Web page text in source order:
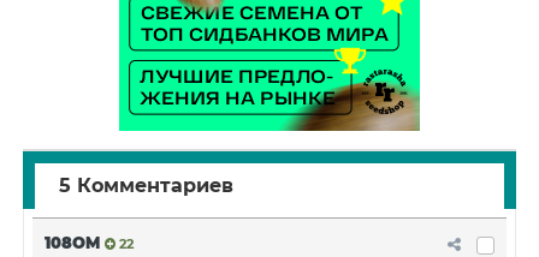
5 Комментариев
108OM 22